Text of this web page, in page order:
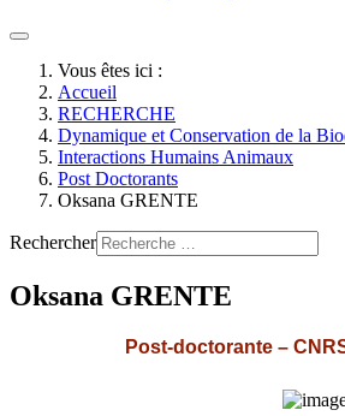
Vous êtes ici :
Accueil
RECHERCHE
Dynamique et Conservation de la
Interactions Humains Animaux
Post Doctorants
Oksana GRENTE
Rechercher
Oksana GRENTE
Post-doctorante –